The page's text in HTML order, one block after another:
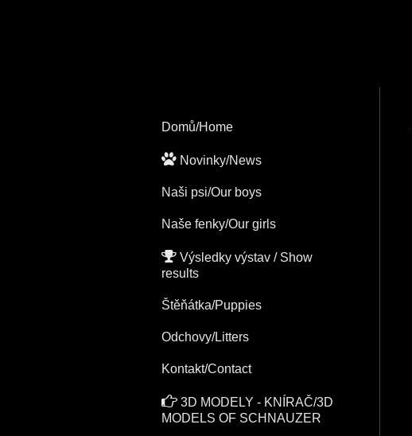
Domů/Home
Novinky/News
Naši psi/Our boys
Naše fenky/Our girls
Výsledky výstav / Show
results
Štěňátka/Puppies
Odchovy/Litters
Kontakt/Contact
3D MODELY - KNÍRAČ/3D
MODELS OF SCHNAUZER